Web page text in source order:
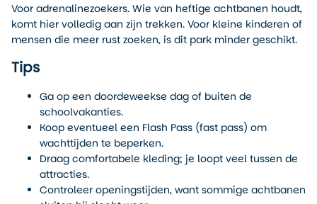
Voor adrenalinezoekers. Wie van heftige achtbanen houdt,
komt hier volledig aan zijn trekken. Voor kleine kinderen of
mensen die meer rust zoeken, is dit park minder geschikt.
Tips
Ga op een doordeweekse dag of buiten de
schoolvakanties.
Koop eventueel een Flash Pass (fast pass) om
wachttijden te beperken.
Draag comfortabele kleding; je loopt veel tussen de
attracties.
Controleer openingstijden, want sommige achtbanen